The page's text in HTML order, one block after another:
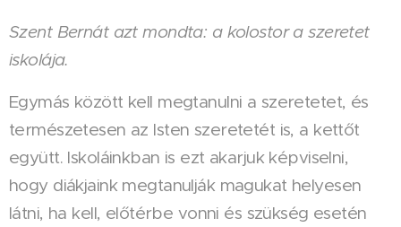
Szent Bernát azt mondta: a kolostor a szeretet
iskolája.
Egymás között kell megtanulni a szeretetet, és
természetesen az Isten szeretetét is, a kettőt
együtt. Iskoláinkban is ezt akarjuk képviselni,
hogy diákjaink megtanulják magukat helyesen
látni, ha kell, előtérbe vonni és szükség esetén